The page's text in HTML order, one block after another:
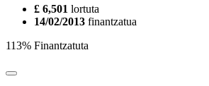
£ 6,501 lortuta
14/02/2013 finantzatua
113% Finantzatuta